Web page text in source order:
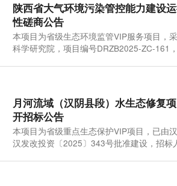
陕西省大气环境污染管控能力建设
性磋商公告
本项目为省级生态环境监管VIP服务项目，
科学研究院，项目编号DRZB2025-ZC-161
月河流域（汉阴县段）水生态修复
开招标公告
本项目为省级重点生态保护VIP项目，已由
汉发改投资〔2025〕343号批准建设，招标